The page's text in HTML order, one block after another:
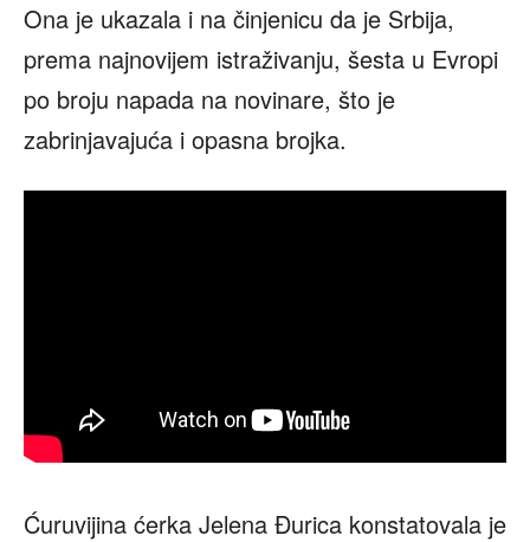
Ona je ukazala i na činjenicu da je Srbija,
prema najnovijem istraživanju, šesta u Evropi
po broju napada na novinare, što je
zabrinjavajuća i opasna brojka.
Ćuruvijina ćerka Jelena Đurica konstatovala je